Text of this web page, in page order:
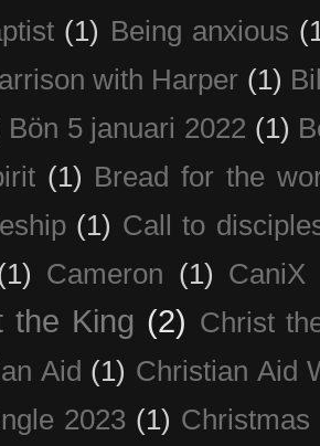
(1) Being anxious
with Harper (1)
Bön 5 januari 2022 (1)
(1) Bread for the
(1) Call to
Cameron (1) CaniX
the King (2) Christ
Aid (1) Christian Aid
2023 (1) Christmas